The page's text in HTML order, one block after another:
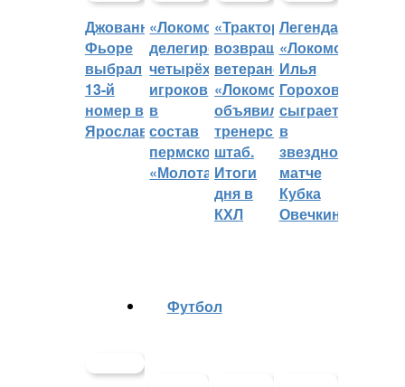
Джованни
Фьоре
выбрал
13-й
номер в
Ярославле
«Локомотив»
делегировал
четырёх
игроков
в
состав
пермского
«Молота»
«Трактор»
возвращает
ветеранов,
«Локомотив»
объявил
тренерский
штаб.
Итоги
дня в
КХЛ
Легенда
«Локомотива»
Илья
Горохов
сыграет
в
звездном
матче
Кубка
Овечкина
Футбол